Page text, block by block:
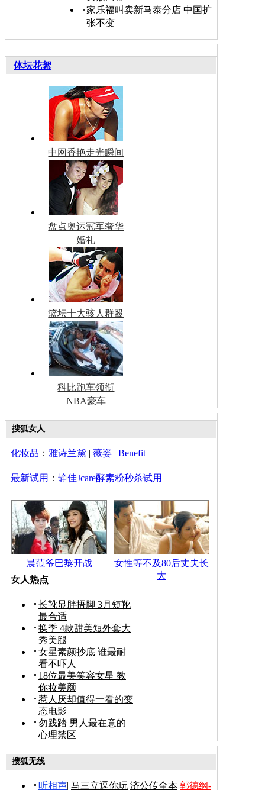
家乐福叫卖新马泰分店 中国扩
张不变
体坛花絮
中网香艳走光瞬间
盘点奥运冠军奢华
婚礼
篮坛十大骇人群殴
科比跑车领衔
NBA豪车
搜狐女人
化妆品 ： 雅诗兰黛 | 薇姿 | Benefit
最新试用 ： 静佳Jcare酵素粉秒杀试用
晨范爷巴黎开战
女性等不及80后丈夫长
大
女人热点
长靴显胖捂脚 3月短靴
最合适
换季 4款甜美短外套大
秀美腿
女星素颜抄底 谁最耐
看不吓人
18位最美笑容女星 教
你妆美颜
惹人厌却值得一看的变
态电影
勿践踏 男人最在意的
心理禁区
搜狐无线
听相声| 马三立逗你玩 济公传全本 郭德纲-